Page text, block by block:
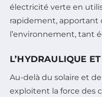
électricité verte en
rapidement, apportant
l’environnement, tant
L’HYDRAULIQUE
Au-delà du solaire et
exploitent la force des